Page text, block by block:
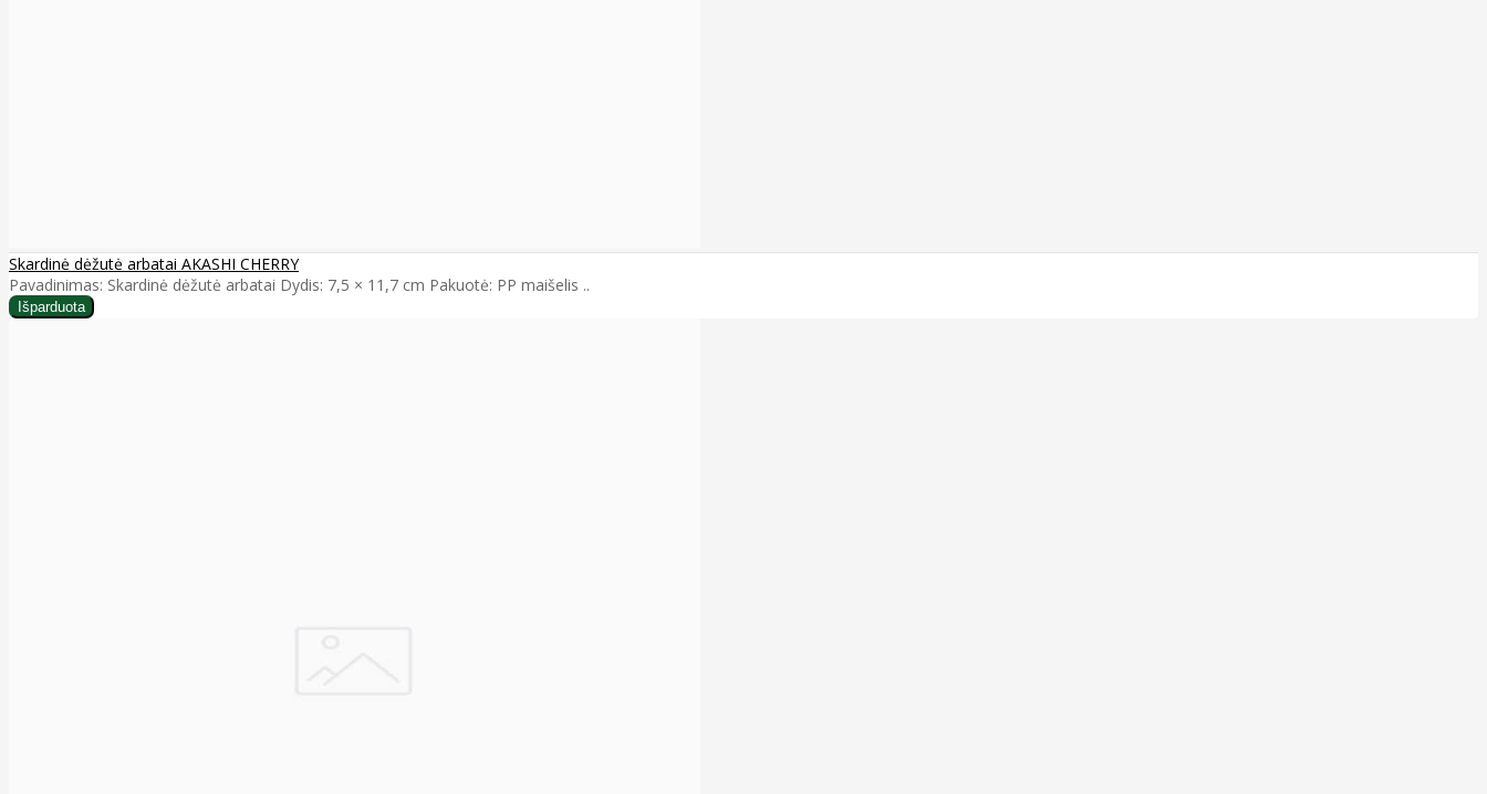
Skardinė dėžutė arbatai AKASHI CHERRY
Pavadinimas: Skardinė dėžutė arbatai Dydis: 7,5 × 11,7 cm Pakuotė: PP maišelis ..